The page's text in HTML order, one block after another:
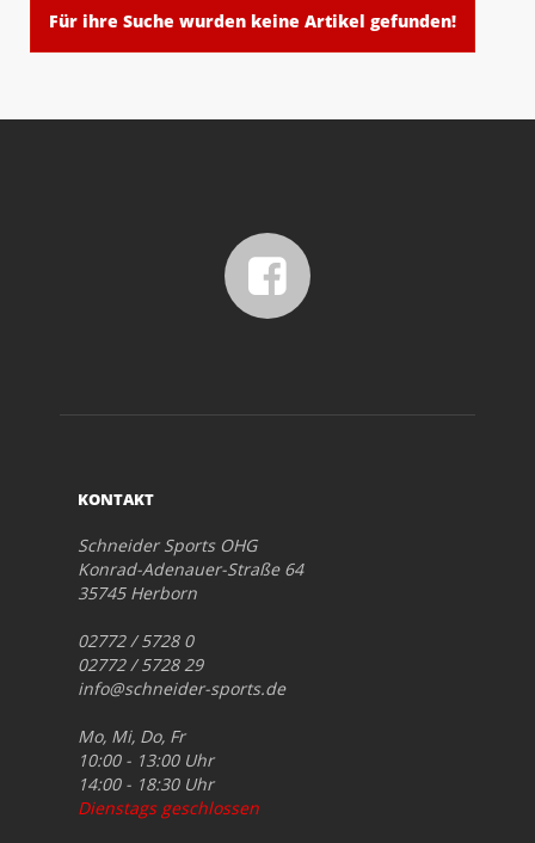
Für ihre Suche wurden keine Artikel gefunden!
KONTAKT
Schneider Sports OHG
Konrad-Adenauer-Straße 64
35745 Herborn
02772 / 5728 0
02772 / 5728 29
info@schneider-sports.de
Mo, Mi, Do, Fr
10:00 - 13:00 Uhr
14:00 - 18:30 Uhr
Dienstags geschlossen